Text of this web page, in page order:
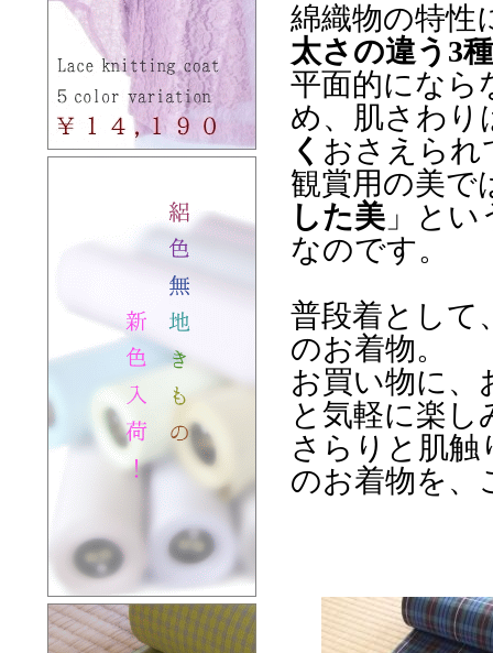
綿織物の特性
太さの違う3
平面的になら
め、肌さわり
く おさえられ
観賞用の美で
した美」とい
なのです。
普段着として
のお着物。
お買い物に、
と気軽に楽し
さらりと肌触
のお着物を、